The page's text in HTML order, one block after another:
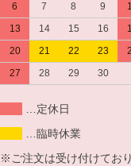
6
7 8 9
13
14 15 16
20
21 22 23
27
28 29 30
…定休日
…臨時休業
※ご注文は受け付けてお